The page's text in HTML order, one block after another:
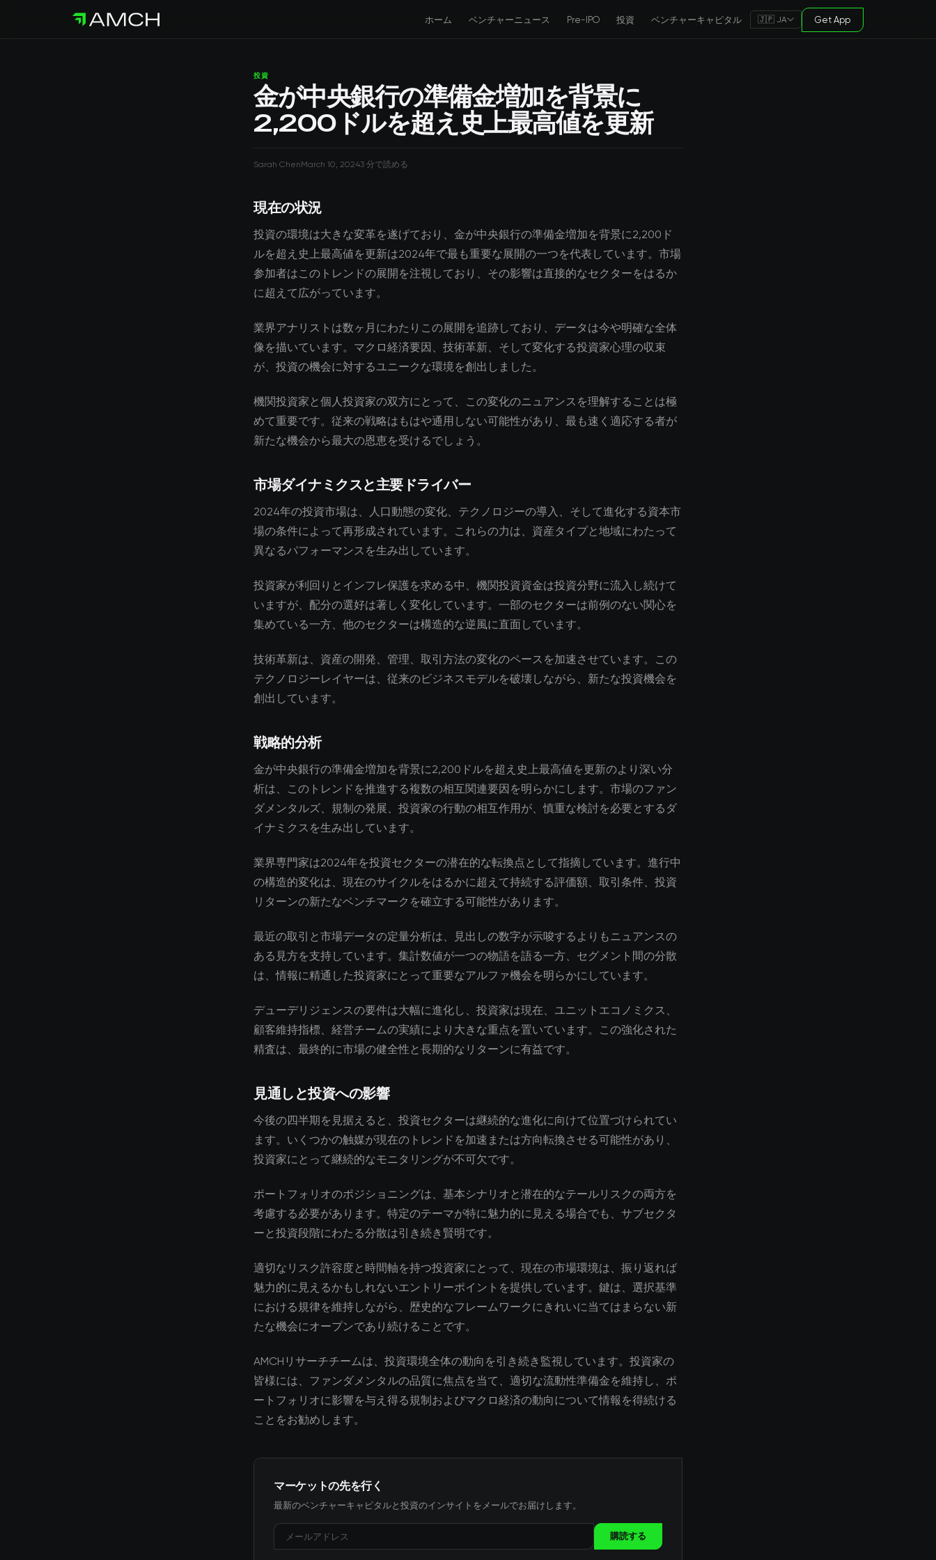
ホーム ベンチャーニュース Pre-IPO 投資 ベンチャーキャピタル 🇯🇵 JA Get App
投資
金が中央銀行の準備金増加を背景に
2,200ドルを超え史上最高値を更新
Sarah ChenMarch 10, 20243 分で読める
現在の状況
投資の環境は大きな変革を遂げており、金が中央銀行の準備金増加を背景に2,200ド
ルを超え史上最高値を更新は2024年で最も重要な展開の一つを代表しています。市場
参加者はこのトレンドの展開を注視しており、その影響は直接的なセクターをはるか
に超えて広がっています。
業界アナリストは数ヶ月にわたりこの展開を追跡しており、データは今や明確な全体
像を描いています。マクロ経済要因、技術革新、そして変化する投資家心理の収束
が、投資の機会に対するユニークな環境を創出しました。
機関投資家と個人投資家の双方にとって、この変化のニュアンスを理解することは極
めて重要です。従来の戦略はもはや通用しない可能性があり、最も速く適応する者が
新たな機会から最大の恩恵を受けるでしょう。
市場ダイナミクスと主要ドライバー
2024年の投資市場は、人口動態の変化、テクノロジーの導入、そして進化する資本市
場の条件によって再形成されています。これらの力は、資産タイプと地域にわたって
異なるパフォーマンスを生み出しています。
投資家が利回りとインフレ保護を求める中、機関投資資金は投資分野に流入し続けて
いますが、配分の選好は著しく変化しています。一部のセクターは前例のない関心を
集めている一方、他のセクターは構造的な逆風に直面しています。
技術革新は、資産の開発、管理、取引方法の変化のペースを加速させています。この
テクノロジーレイヤーは、従来のビジネスモデルを破壊しながら、新たな投資機会を
創出しています。
戦略的分析
金が中央銀行の準備金増加を背景に2,200ドルを超え史上最高値を更新のより深い分
析は、このトレンドを推進する複数の相互関連要因を明らかにします。市場のファン
ダメンタルズ、規制の発展、投資家の行動の相互作用が、慎重な検討を必要とするダ
イナミクスを生み出しています。
業界専門家は2024年を投資セクターの潜在的な転換点として指摘しています。進行中
の構造的変化は、現在のサイクルをはるかに超えて持続する評価額、取引条件、投資
リターンの新たなベンチマークを確立する可能性があります。
最近の取引と市場データの定量分析は、見出しの数字が示唆するよりもニュアンスの
ある見方を支持しています。集計数値が一つの物語を語る一方、セグメント間の分散
は、情報に精通した投資家にとって重要なアルファ機会を明らかにしています。
デューデリジェンスの要件は大幅に進化し、投資家は現在、ユニットエコノミクス、
顧客維持指標、経営チームの実績により大きな重点を置いています。この強化された
精査は、最終的に市場の健全性と長期的なリターンに有益です。
見通しと投資への影響
今後の四半期を見据えると、投資セクターは継続的な進化に向けて位置づけられてい
ます。いくつかの触媒が現在のトレンドを加速または方向転換させる可能性があり、
投資家にとって継続的なモニタリングが不可欠です。
ポートフォリオのポジショニングは、基本シナリオと潜在的なテールリスクの両方を
考慮する必要があります。特定のテーマが特に魅力的に見える場合でも、サブセクタ
ーと投資段階にわたる分散は引き続き賢明です。
適切なリスク許容度と時間軸を持つ投資家にとって、現在の市場環境は、振り返れば
魅力的に見えるかもしれないエントリーポイントを提供しています。鍵は、選択基準
における規律を維持しながら、歴史的なフレームワークにきれいに当てはまらない新
たな機会にオープンであり続けることです。
AMCHリサーチチームは、投資環境全体の動向を引き続き監視しています。投資家の
皆様には、ファンダメンタルの品質に焦点を当て、適切な流動性準備金を維持し、ポ
ートフォリオに影響を与え得る規制およびマクロ経済の動向について情報を得続ける
ことをお勧めします。
マーケットの先を行く
最新のベンチャーキャピタルと投資のインサイトをメールでお届けします。
購読する